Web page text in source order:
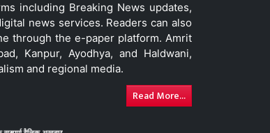
including Breaking News updates,
news services. Readers can also
through the e-paper platform. Amrit
Kanpur, Ayodhya, and Haldwani,
and regional media.
Read More...